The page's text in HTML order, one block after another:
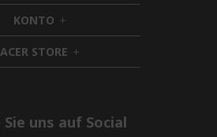
d
e
n
i
d
n
KONTO h
i
d
d
ACER STORE h
i
e
Sie uns auf Social